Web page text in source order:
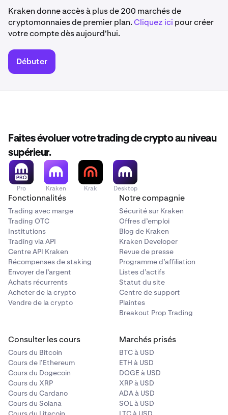
Kraken donne accès à plus de 200 marchés de
cryptomonnaies de premier plan. Cliquez ici pour créer
votre compte dès aujourd'hui.
Débuter
Faites évoluer votre trading de crypto au niveau
supérieur.
Pro Kraken Krak Desktop
Fonctionnalités
Trading avec marge
Trading OTC
Institutions
Trading via API
Centre API Kraken
Récompenses de staking
Envoyer de l’argent
Achats récurrents
Acheter de la crypto
Vendre de la crypto
Notre compagnie
Sécurité sur Kraken
Offres d’emploi
Blog de Kraken
Kraken Developer
Revue de presse
Programme d’affiliation
Listes d’actifs
Statut du site
Centre de support
Plaintes
Breakout Prop Trading
Consulter les cours
Cours du Bitcoin
Cours de l’Ethereum
Cours du Dogecoin
Cours du XRP
Cours du Cardano
Cours du Solana
Marchés prisés
BTC à USD
ETH à USD
DOGE à USD
XRP à USD
ADA à USD
SOL à USD